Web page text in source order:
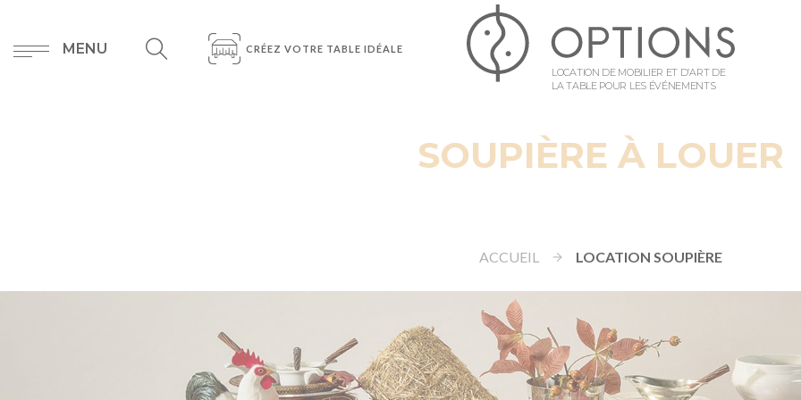
MENU CRÉEZ VOTRE TABLE IDÉALE
LOCATION DE MOBILIER ET D’ART DE
LA TABLE POUR LES ÉVÉNEMENTS
SOUPIÈRE À LOUER
ACCUEIL LOCATION SOUPIÈRE